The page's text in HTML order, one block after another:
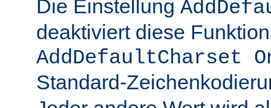
Die Einstellung
deaktiviert diese
AddDefaultCharset
Standard-